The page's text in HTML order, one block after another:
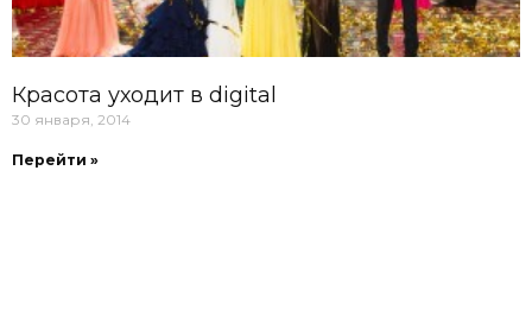
Красота уходит в digital
30 января, 2014
Перейти »